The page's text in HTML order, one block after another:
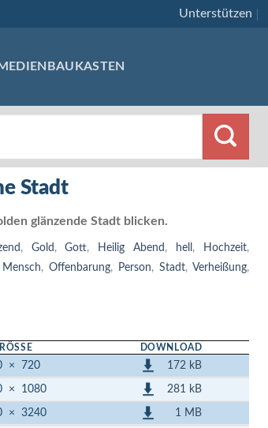
Unterstützen
MEDIENBAUKASTEN
Stadt
glänzende Stadt blicken.
, Gold ,Gott, Heilig Abend , hell , Hochzeit,
Mensch, Offenbarung, Person, Stadt, Verheißung,
DOWNLOAD
× 720 172 kB
× 1080 281 kB
× 3240 1 MB